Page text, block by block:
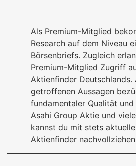
Als Premium-Mitglied
Research auf dem Niveau
Börsenbriefs. Zugleich
Premium-Mitglied Zugriff
Aktienfinder Deutschlands.
getroffenen Aussagen
fundamentaler Qualität
Asahi Group Aktie und
kannst du mit stets
Aktienfinder